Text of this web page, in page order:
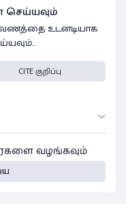
செய்யவும்
உடனடியாக
CITE குறிப்பு
வழங்கவும்